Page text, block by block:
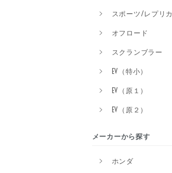
スポーツ/レプリカ
オフロード
スクランブラー
EV（特小）
EV（原１）
EV（原２）
メーカーから探す
ホンダ